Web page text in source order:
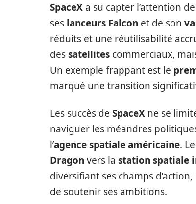
SpaceX a su capter l’attention
ses lanceurs Falcon et de son
réduits et une réutilisabilité
dessatellites commerciaux,
Un exemple frappant est le
marqué une transition
Les succès de SpaceX ne se
naviguer les méandres
l’agence spatiale américaine.
Dragon vers la station spatiale
diversifiant ses champs
de soutenir ses ambitions.